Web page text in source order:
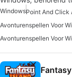
Windows
Avonturenspellen Voor
Avonturenspellen Voor